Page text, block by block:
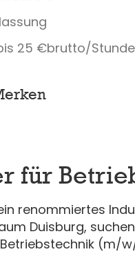
25 €brutto/Stunde
für
renommiertes
Duisburg,
(m/